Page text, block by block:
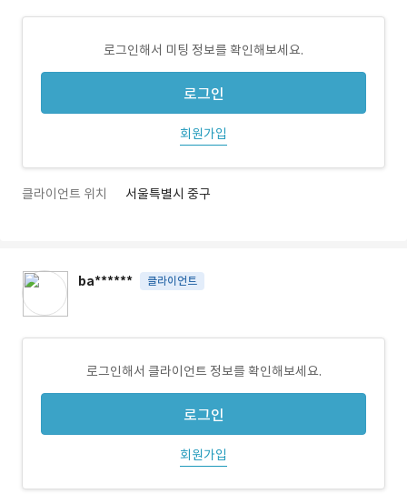
로그인해서 미팅 정보를 확인해보세요.
로그인
회원가입
클라이언트 위치 서울특별시 중구
ba****** 클라이언트
로그인해서 클라이언트 정보를 확인해보세요.
로그인
회원가입